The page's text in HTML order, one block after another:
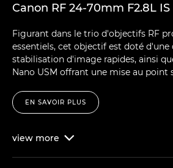
Canon RF 24-70mm F2.8L IS
Figurant dans le trio d'objectifs RF
essentiels, cet objectif est doté
stabilisation d'image rapides, ainsi
Nano USM offrant une mise au point
EN SAVOIR PLUS
view more 